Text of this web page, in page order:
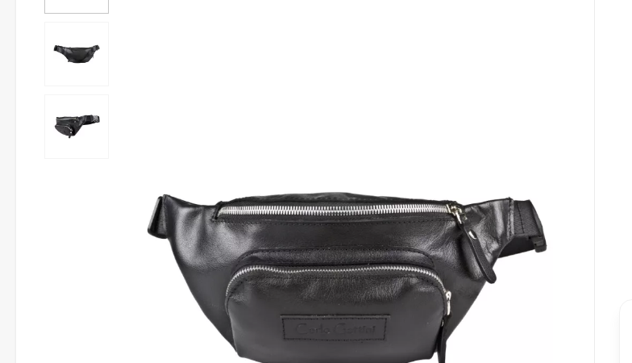
Добавляйте товарыв корзину
Оплачивайте сегодня только
% картой любого банка